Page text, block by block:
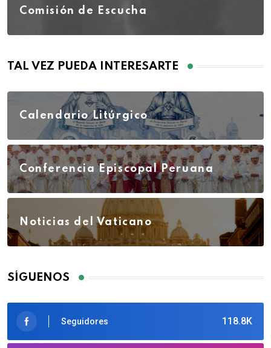
Comisión de Escucha
TAL VEZ PUEDA INTERESARTE
Calendario Litúrgico
Conferencia Episcopal Peruana
Noticias del Vaticano
SÍGUENOS
118.8K
Seguidores